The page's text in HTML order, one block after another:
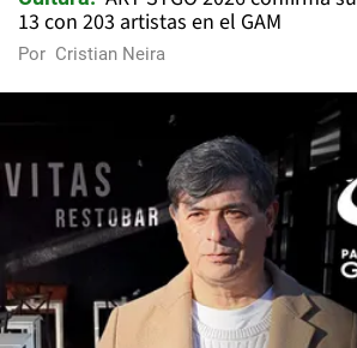
13 con 203 artistas en el GAM
Por Cristian Neira